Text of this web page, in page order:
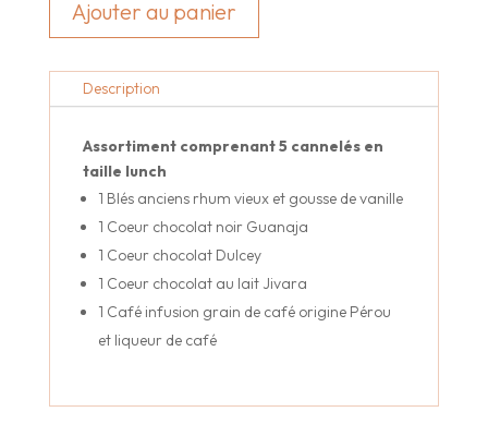
Chocolat
-
Cannelés
lunch
Ajouter au panier
Description
Assortiment comprenant 5 cannelés en
taille lunch
1 Blés anciens rhum vieux et gousse de vanille
1 Coeur chocolat noir Guanaja
1 Coeur chocolat Dulcey
1 Coeur chocolat au lait Jivara
1 Café infusion grain de café origine Pérou
et liqueur de café